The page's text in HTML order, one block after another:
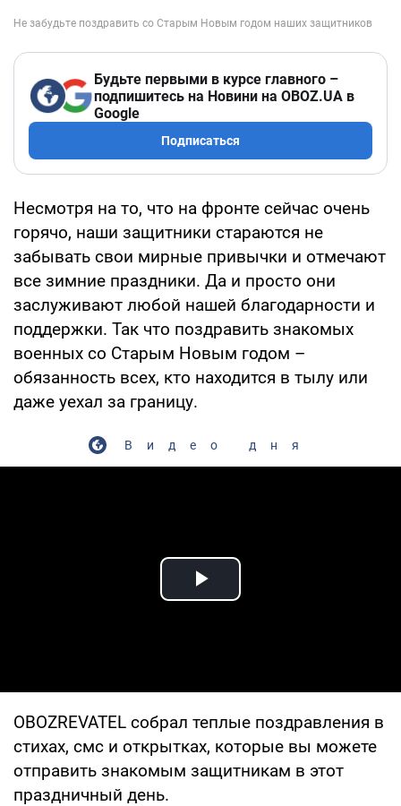
Будьте первыми в курсе главного –
подпишитесь на Новини на OBOZ.UA в
Google
Подписаться
Несмотря на то, что на фронте сейчас очень
горячо, наши защитники стараются не
забывать свои мирные привычки и отмечают
все зимние праздники. Да и просто они
заслуживают любой нашей благодарности и
поддержки. Так что поздравить знакомых
военных со Старым Новым годом –
обязанность всех, кто находится в тылу или
даже уехал за границу.
Видео дня
Play Video
OBOZREVATEL собрал теплые поздравления в
стихах, смс и открытках, которые вы можете
отправить знакомым защитникам в этот
праздничный день.